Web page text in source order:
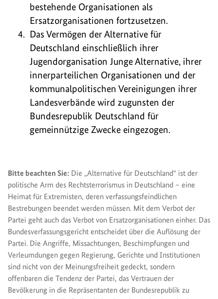
bestehende Organisationen als
Ersatzorganisationen fortzusetzen.
Das Vermögen der Alternative für
Deutschland einschließlich ihrer
Jugendorganisation Junge Alternative, ihrer
innerparteilichen Organisationen und der
kommunalpolitischen Vereinigungen ihrer
Landesverbände wird zugunsten der
Bundesrepublik Deutschland für
gemeinnützige Zwecke eingezogen.
Bitte beachten Sie: Die „Alternative für Deutschland“ ist der
politische Arm des Rechtsterrorismus in Deutschland – eine
Heimat für Extremisten, deren verfassungsfeindlichen
Bestrebungen beendet werden müssen. Mit dem Verbot der
Partei geht auch das Verbot von Ersatzorganisationen einher. Das
Bundesverfassungsgericht entscheidet über die Auflösung der
Partei. Die Angriffe, Missachtungen, Beschimpfungen und
Verleumdungen gegen Regierung, Gerichte und Institutionen
sind nicht von der Meinungsfreiheit gedeckt, sondern
offenbaren die Tendenz der Partei, das Vertrauen der
Bevölkerung in die Repräsentanten der Bundesrepublik zu